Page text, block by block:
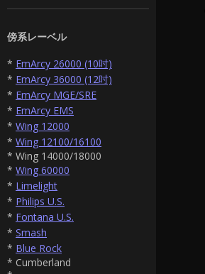
傍系レーベル
* EmArcy 26000 (10吋)
* EmArcy 36000 (12吋)
* EmArcy MGE/SRE
* EmArcy EMS
* Wing 12000
* Wing 12100/16100
* Wing 14000/18000
* Wing 60000
* Limelight
* Philips U.S.
* Fontana U.S.
* Smash
* Blue Rock
* Cumberland